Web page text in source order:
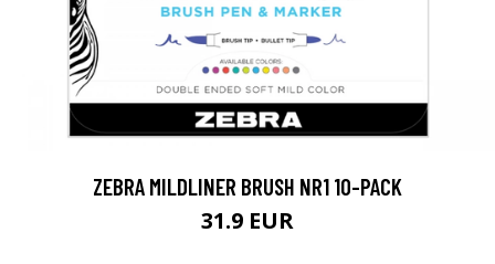
ZEBRA MILDLINER BRUSH NR1 10-PACK
31.9 EUR